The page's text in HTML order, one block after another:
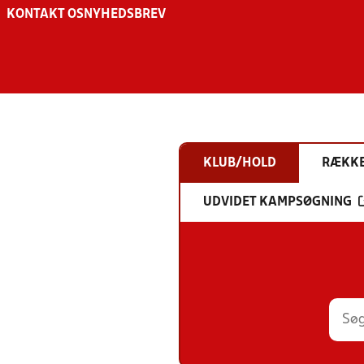
KONTAKT OS NYHEDSBREV
KLUB/HOLD
UDVIDET KAMPSØGNING